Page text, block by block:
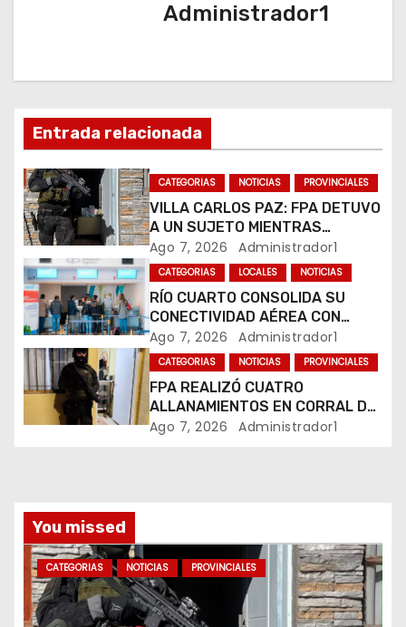
ó
n
d
e
e
n
t
r
a
d
Administrador1
Entrada relacionada
CATEGORIAS NOTICIAS PROVINCIALES
VILLA CARLOS PAZ: FPA DETUVO
A UN SUJETO MIENTRAS
COMERCIALIZABA COCAÍNA Y
MARIHUANA EN UNA PLAZA
Ago 7, 2026 Administrador1
CATEGORIAS LOCALES NOTICIAS
RÍO CUARTO CONSOLIDA SU
CONECTIVIDAD AÉREA CON
CUATRO VUELOS SEMANALES A
BUENOS AIRES
Ago 7, 2026 Administrador1
CATEGORIAS NOTICIAS PROVINCIALES
FPA REALIZÓ CUATRO
ALLANAMIENTOS EN CORRAL DE
BUSTOS-IFFLINGER
Ago 7, 2026 Administrador1
You missed
CATEGORIAS NOTICIAS PROVINCIALES